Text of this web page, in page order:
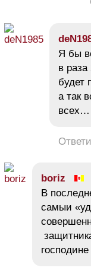
Я бы
в
будет
а так
всех…
boriz
В
самыи